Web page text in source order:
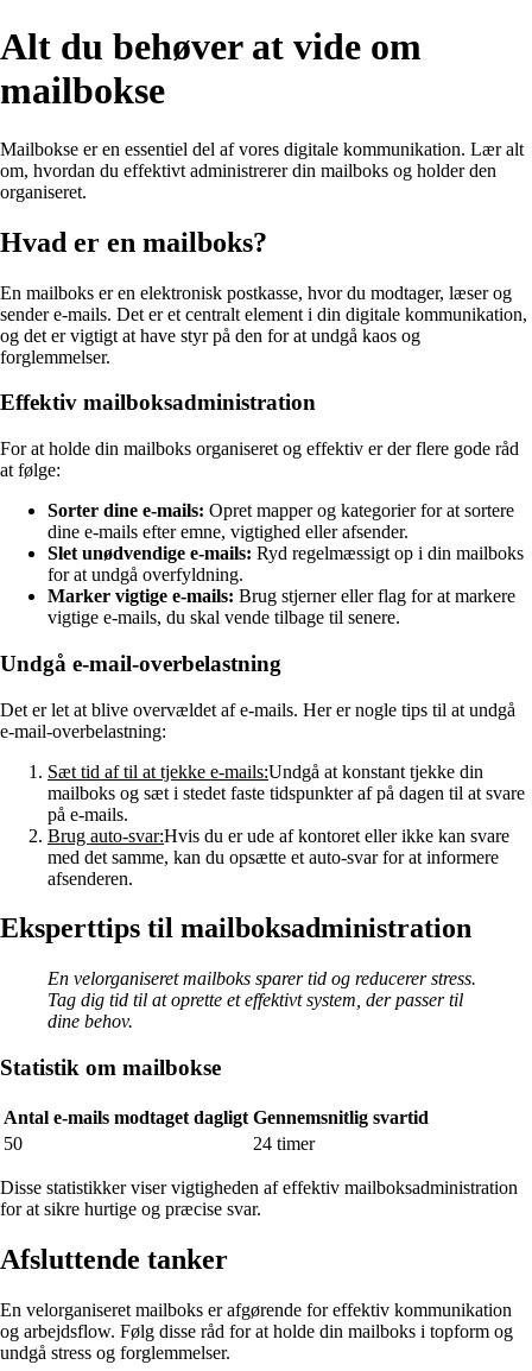
Alt du behøver at vide om
mailbokse
Mailbokse er en essentiel del af vores digitale kommunikation. Lær alt
om, hvordan du effektivt administrerer din mailboks og holder den
organiseret.
Hvad er en mailboks?
En mailboks er en elektronisk postkasse, hvor du modtager, læser og
sender e-mails. Det er et centralt element i din digitale kommunikation,
og det er vigtigt at have styr på den for at undgå kaos og
forglemmelser.
Effektiv mailboksadministration
For at holde din mailboks organiseret og effektiv er der flere gode råd
at følge:
Sorter dine e-mails: Opret mapper og kategorier for at sortere
dine e-mails efter emne, vigtighed eller afsender.
Slet unødvendige e-mails: Ryd regelmæssigt op i din mailboks
for at undgå overfyldning.
Marker vigtige e-mails: Brug stjerner eller flag for at markere
vigtige e-mails, du skal vende tilbage til senere.
Undgå e-mail-overbelastning
Det er let at blive overvældet af e-mails. Her er nogle tips til at undgå
e-mail-overbelastning:
Sæt tid af til at tjekke e-mails:Undgå at konstant tjekke din
mailboks og sæt i stedet faste tidspunkter af på dagen til at svare
på e-mails.
Brug auto-svar:Hvis du er ude af kontoret eller ikke kan svare
med det samme, kan du opsætte et auto-svar for at informere
afsenderen.
Eksperttips til mailboksadministration
En velorganiseret mailboks sparer tid og reducerer stress.
Tag dig tid til at oprette et effektivt system, der passer til
dine behov.
Statistik om mailbokse
Antal e-mails modtaget dagligt Gennemsnitlig svartid
50
24 timer
Disse statistikker viser vigtigheden af effektiv mailboksadministration
for at sikre hurtige og præcise svar.
Afsluttende tanker
En velorganiseret mailboks er afgørende for effektiv kommunikation
og arbejdsflow. Følg disse råd for at holde din mailboks i topform og
undgå stress og forglemmelser.